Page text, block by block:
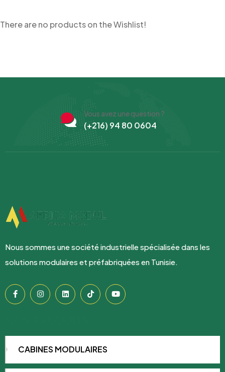
There are no products on the Wishlist!
Vous avez une question ?
(+216) 94 80 0604
Nous sommes une société industrielle spécialisée dans les
solutions modulaires et préfabriquées en Tunisie.
CABINES MODULAIRES